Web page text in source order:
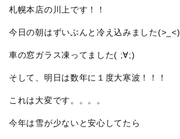
札幌本店の川上です！！
今日の朝はずいぶんと冷え込みました(>_<)
車の窓ガラス凍ってました( ;∀;)
そして、明日は数年に１度大寒波！！！
これは大変です。。。。
今年は雪が少ないと安心してたら